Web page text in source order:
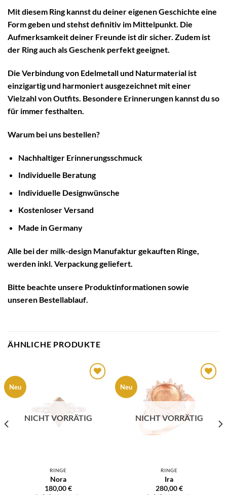
Mit diesem Ring kannst du deiner eigenen Geschichte eine
Form geben und stehst definitiv im Mittelpunkt. Die
Aufmerksamkeit deiner Freunde ist dir sicher. Zudem ist
der Ring auch als Geschenk perfekt geeignet.
Die Verbindung von Edelmetall und Naturmaterial ist
einzigartig und harmoniert ausgezeichnet mit einer
Vielzahl von Outfits. Besondere Erinnerungen kannst du so
für immer festhalten.
Warum bei uns bestellen?
Nachhaltiger Erinnerungsschmuck
Individuelle Beratung
Individuelle Designwünsche
Kostenloser Versand
Made in Germany
Alle bei der milk-design Manufaktur gekauften Ringe,
werden inkl. Verpackung geliefert.
Bitte beachte unsere Produktinformationensowie
unseren Bestellablauf
ÄHNLICHE PRODUKTE
Neu
NICHT VORRÄTIG
RINGE
Nora
180,00€
Neu
Wunschliste
NICHT VORRÄTIG
RINGE
Ira
280,00€